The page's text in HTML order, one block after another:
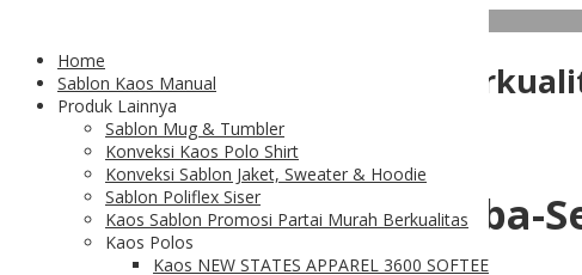
Home
Sablon Kaos Manual
Produk Lainnya
Sablon Mug & Tumbler
Konveksi Kaos Polo Shirt
Konveksi Sablon Jaket, Sweater & Hoodie
Sablon Poliflex Siser
Kaos Sablon Promosi Partai Murah Berkualitas
Kaos Polos
Kaos NEW STATES APPAREL 3600 SOFTEE
Sablon Rubber untuk Kaos
Sablon Rubber dan Serba-